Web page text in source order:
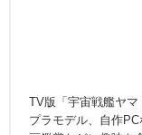
TV版「宇宙戦艦ヤ
プラモデル、自作